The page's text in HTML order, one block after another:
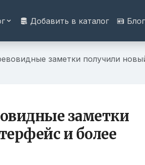
Добавить в каталог Блог
заметки получили
заметки
и более